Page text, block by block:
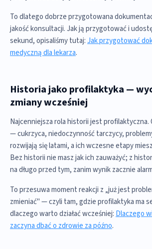
To dlatego dobrze przygotowana
jakość konsultacji. Jak ją przygotować i
sekund, opisaliśmy tutaj:Jak przygotować
medyczną dla lekarza.
Historia jako profilaktyka —
zmiany wcześniej
Najcenniejsza rola historii jest profilaktyczna.
— cukrzyca, niedoczynność tarczycy,
rozwijają się latami, a ich wczesne etapy
Bez historii nie masz jak ich zauważyć; z
na długo przed tym, zanim wynik zacznie
To przesuwa moment reakcji z „już jest
zmieniać" — czyli tam, gdzie profilaktyka ma
dlaczego warto działać wcześniej: Dlaczego
zaczyna dbać o zdrowie za późno.